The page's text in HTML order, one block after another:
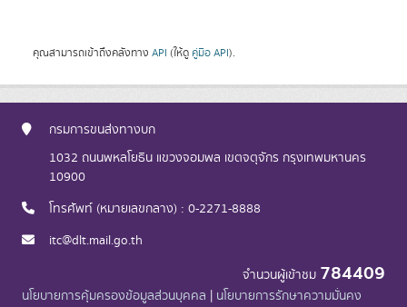
คุณสามารถเข้าถึงคลังทาง API (ให้ดู คู่มือ API).
กรมการขนส่งทางบก
1032 ถนนพหลโยธิน แขวงจอมพล เขตจตุจักร กรุงเทพมหานคร
10900
โทรศัพท์ (หมายเลขกลาง) : 0-2271-8888
itc@dlt.mail.go.th
จำนวนผู้เข้าชม 784409
นโยบายการคุ้มครองข้อมูลส่วนบุคคล | นโยบายการรักษาความมั่นคง